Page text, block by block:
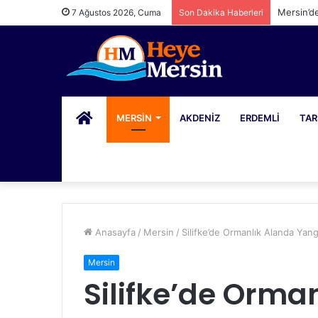
7 Ağustos 2026, Cuma Son Dakika Haberleri
PORTALMERSIN AKDENIZ ERDEMLI
Anasayfa / Mersin / Silifke’de Ormanlık Alanda
Mersin
Silifke’de